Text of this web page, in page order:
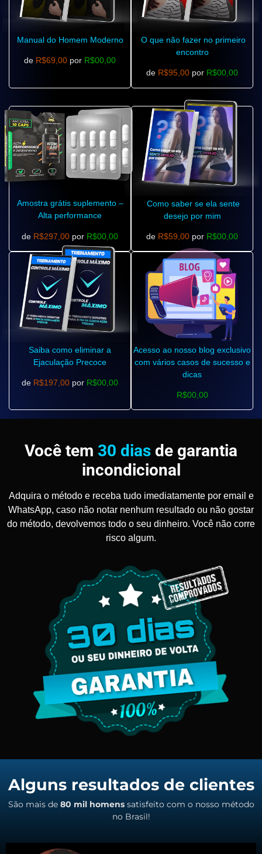
Manual do Homem Moderno
de R$69,00 por R$00,00
O que não fazer no primeiro
encontro
de R$95,00 por R$00,00
Amostra grátis suplemento –
Alta performance
de R$297,00 por R$00,00
Como saber se ela sente
desejo por mim
de R$59,00 por R$00,00
Saiba como eliminar a
Ejaculação Precoce
de R$197,00 por R$00,00
Acesso ao nosso blog exclusivo
com vários casos de sucesso e
dicas
R$00,00
Você tem 30 dias de garantia
incondicional
Adquira o método e receba tudo imediatamente por email e
WhatsApp, caso não notar nenhum resultado ou não gostar
do método, devolvemos todo o seu dinheiro. Você não corre
risco algum.
Alguns resultados de clientes
São mais de 80 mil homenssatisfeito com o nosso método
no Brasil!